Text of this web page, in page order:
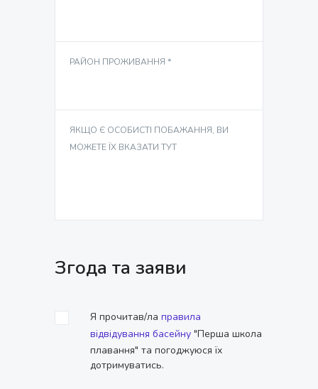
РАЙОН ПРОЖИВАННЯ *
ЯКЩО Є ОСОБИСТІ ПОБАЖАННЯ, ВИ
МОЖЕТЕ ЇХ ВКАЗАТИ ТУТ
Згода та заяви
Я прочитав/лаправила
відвідування басейну "Перша школа
плавання" та погоджуюся їх
дотримуватись.